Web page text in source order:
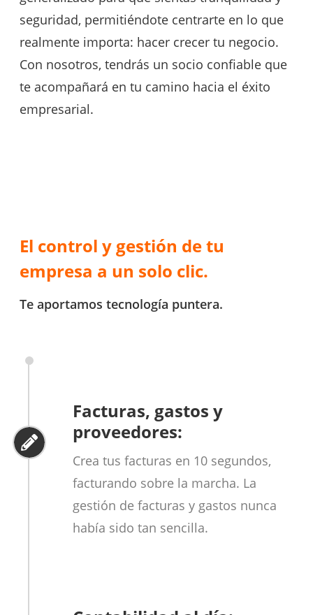
seguridad, permitiéndote centrarte en lo que
realmente importa: hacer crecer tu negocio.
Con nosotros, tendrás un socio confiable que
te acompañará en tu camino hacia el éxito
empresarial.
El control y gestión de tu
empresa a un solo clic.
Te aportamos tecnología puntera.
Facturas, gastos y
proveedores:
Crea tus facturas en 10 segundos,
facturando sobre la marcha. La
gestión de facturas y gastos nunca
había sido tan sencilla.